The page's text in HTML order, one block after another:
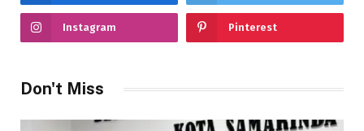
Instagram Pinterest
Don't Miss